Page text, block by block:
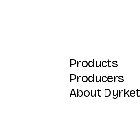
Products
Producers
About Dyrket